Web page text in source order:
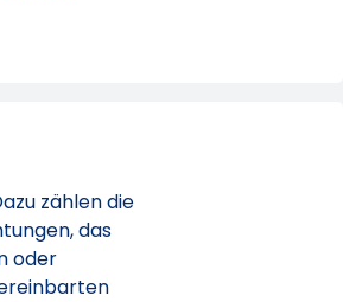
zählen die
das
oder